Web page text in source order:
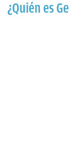
¿Quién es